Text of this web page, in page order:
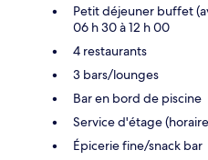
Petit déjeuner buffet
06 h 30 à 12 h 00
4 restaurants
3 bars/lounges
Bar en bord de piscine
Service d'étage
Épicerie fine/snack bar